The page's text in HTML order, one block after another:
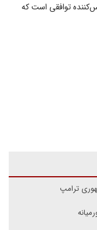
توافقی است که
ترامپ